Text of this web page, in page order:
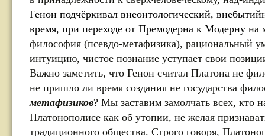
Генон подчёркивал внеонтологический,
время, при переходе от Премодерна к Модерну на
философия (псевдо-метафизика), рациональный
интуицию, чистое познание уступает свои
Важно заметить, что Генон считал Платона не
не пришло ли время создания не государства
метафизиков? Мы заставим замолчать всех, кто
Платонополисе как об утопии, не желая
традиционного общества. Строго говоря,